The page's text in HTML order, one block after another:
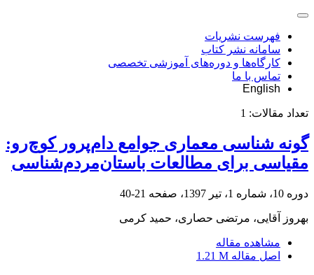
فهرست نشریات
سامانه نشر کتاب
کارگاه‌ها و دوره‌های آموزشی تخصصی
تماس با ما
English
تعداد مقالات: 1
گونه شناسی معماری جوامع دام‌پرور کوچ‌رو:
مقیاسی برای مطالعات باستان‌مردم‌شناسی
دوره 10، شماره 1، تیر 1397، صفحه 21-40
بهروز آقایی، مرتضی حصاری، حمید کرمی
مشاهده مقاله
اصل مقاله 1.21 M